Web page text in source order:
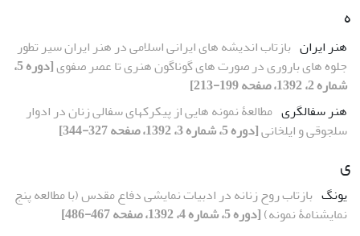
ه
هنر ایران بازتاب اندیشه های ایرانی اسلامی در هنر ایران سیر تطور
جلوه های باروری در صورت های گوناگون هنری تا عصر صفوی
[دوره 5،
شماره 2، 1392، صفحه 199-213]
هنر سفالگری مطالعۀ نمونه‏ هایی از پیکرک‏های سفالی زنان در ادوار
سلجوقی و ایلخانی[دوره 5، شماره 3، 1392، صفحه 327-344]
ی
یونگ بازتاب روح زنانه در ادبیات نمایشی دفاع مقدس (با مطالعه پنج
نمایشنامۀ نمونه)[دوره 5، شماره 4، 1392، صفحه 467-486]